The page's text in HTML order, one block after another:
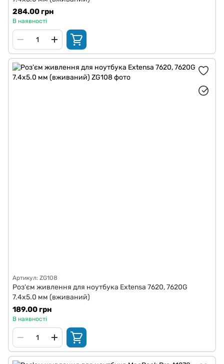
284.00 грн
В наявності
Артикул: ZG108
Роз'єм живлення для ноутбука Extensa 7620, 7620G
7.4x5.0 мм (вживаний)
189.00 грн
В наявності